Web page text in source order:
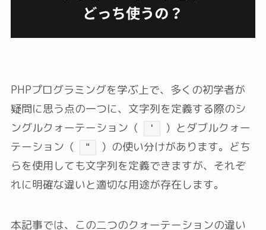
PHPプログラミングを学ぶ上で、多くの初学者が
疑問に思う点の一つに、文字列を定義する際のシ
ングルクォーテーション（
'
）とダブルクォー
テーション（
"
）の使い分けがあります。どち
らを使用しても文字列を定義できますが、それぞ
れに明確な違いと適切な用途が存在します。
本記事では、この二つのクォーテーションの違い